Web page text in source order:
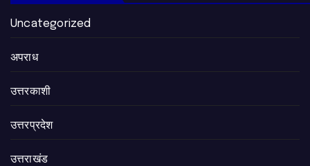
Uncategorized
अपराध
उत्तरकाशी
उत्तरप्रदेश
उत्तराखंड